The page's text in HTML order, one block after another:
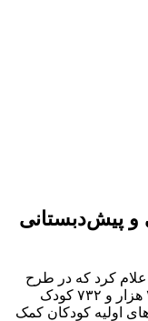
و پیش‌دبستانی
کرد که در طرح
سنجش کودکان پیش از ورود به دبستان، ۲۵ هزار و ۷۳۲ کودک
اولیه کودکان کمک